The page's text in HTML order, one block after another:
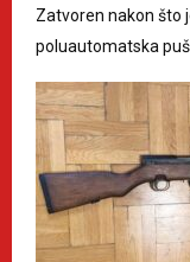
Zatvoren nakon što
poluautomatska